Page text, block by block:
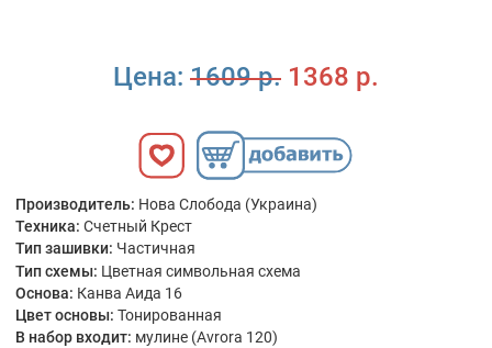
Цена: 1609 р. 1368 р.
Производитель: Нова Слобода (Украина)
Техника: Счетный Крест
Тип зашивки: Частичная
Тип схемы: Цветная символьная схема
Основа: Канва Аида 16
Цвет основы: Тонированная
В набор входит: мулине (Avrora 120)